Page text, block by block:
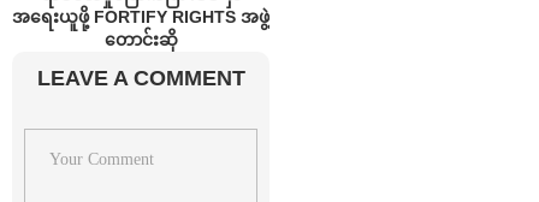
အရေးယူဖို့ FORTIFY RIGHTS အဖွဲ့
တောင်းဆို
LEAVE A COMMENT